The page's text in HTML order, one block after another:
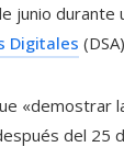
junio durante
Digitales
«demostrar
del 25